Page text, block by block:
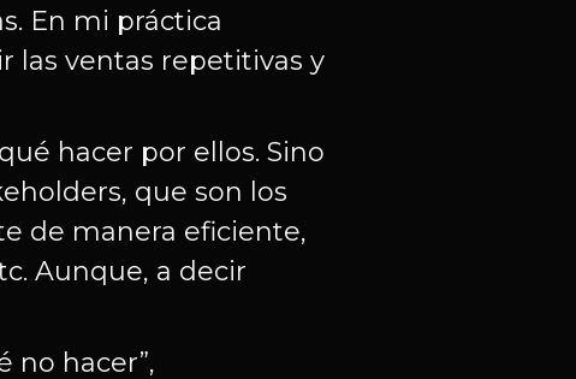
En mi práctica
las ventas repetitivas y
hacer por ellos. Sino
que son los
de manera eficiente,
Aunque, a decir
no hacer”,